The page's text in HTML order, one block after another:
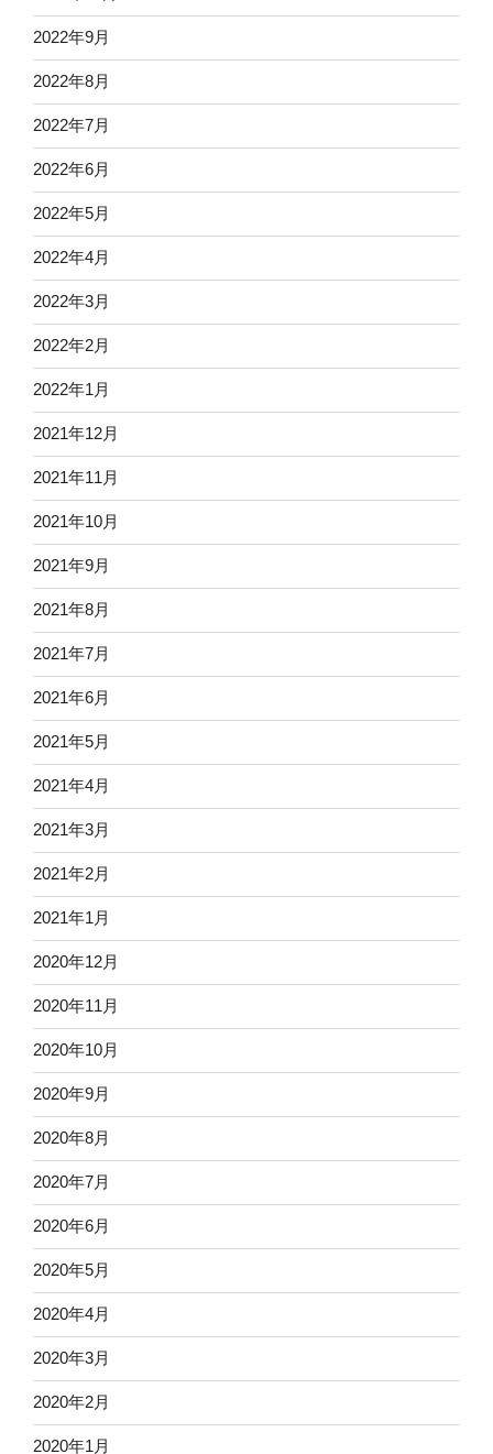
2022年9月
2022年8月
2022年7月
2022年6月
2022年5月
2022年4月
2022年3月
2022年2月
2022年1月
2021年12月
2021年11月
2021年10月
2021年9月
2021年8月
2021年7月
2021年6月
2021年5月
2021年4月
2021年3月
2021年2月
2021年1月
2020年12月
2020年11月
2020年10月
2020年9月
2020年8月
2020年7月
2020年6月
2020年5月
2020年4月
2020年3月
2020年2月
2020年1月